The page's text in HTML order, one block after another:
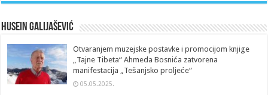
Husein Galijašević
Otvaranjem muzejske postavke i promocijom knjige
„Tajne Tibeta“ Ahmeda Bosnića zatvorena
manifestacija „Tešanjsko proljeće“
05.05.2025.